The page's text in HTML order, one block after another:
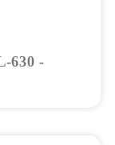
630 -